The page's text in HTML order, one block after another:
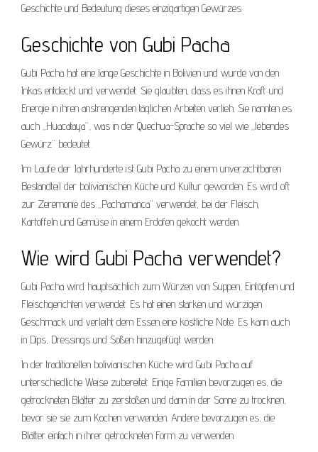
Geschichte und Bedeutung dieses einzigartigen Gewürzes.
Geschichte von Gubi Pacha
Gubi Pacha hat eine lange Geschichte in Bolivien und wurde von den
Inkas entdeckt und verwendet. Sie glaubten, dass es ihnen Kraft und
Energie in ihren anstrengenden täglichen Arbeiten verlieh. Sie nannten es
auch „Huacataya“, was in der Quechua-Sprache so viel wie „lebendes
Gewürz“ bedeutet.
Im Laufe der Jahrhunderte ist Gubi Pacha zu einem unverzichtbaren
Bestandteil der bolivianischen Küche und Kultur geworden. Es wird oft
zur Zeremonie des „Pachamanca“ verwendet, bei der Fleisch,
Kartoffeln und Gemüse in einem Erdofen gekocht werden.
Wie wird Gubi Pacha verwendet?
Gubi Pacha wird hauptsächlich zum Würzen von Suppen, Eintöpfen und
Fleischgerichten verwendet. Es hat einen starken und würzigen
Geschmack und verleiht dem Essen eine köstliche Note. Es kann auch
in Dips, Dressings und Soßen hinzugefügt werden.
In der traditionellen bolivianischen Küche wird Gubi Pacha auf
unterschiedliche Weise zubereitet. Einige Familien bevorzugen es, die
getrockneten Blätter zu zerstoßen und dann in der Sonne zu trocknen,
bevor sie sie zum Kochen verwenden. Andere bevorzugen es, die
Blätter einfach in ihrer getrockneten Form zu verwenden.